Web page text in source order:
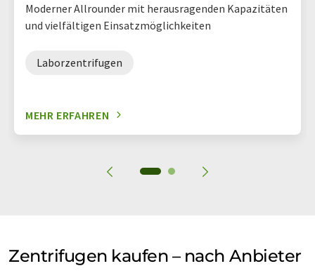
Moderner Allrounder mit herausragenden Kapazitäten
und vielfältigen Einsatzmöglichkeiten
Laborzentrifugen
MEHR ERFAHREN
Zentrifugen kaufen – nach Anbieter